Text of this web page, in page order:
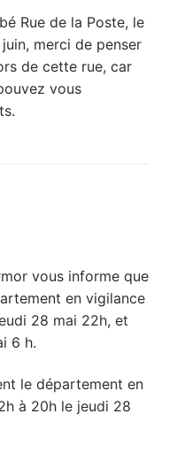
Rue de la Poste, le
merci de penser
de cette rue, car
vous
vous informe que
en vigilance
28 mai 22h, et
6 h.
le département en
à 20h le jeudi 28